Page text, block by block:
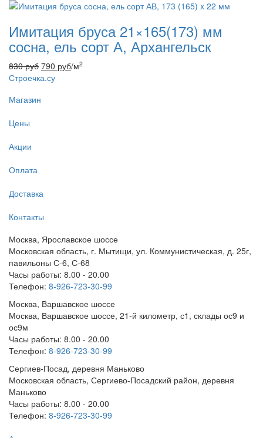
Имитация бруса 21×165(173) мм
сосна, ель сорт А, Архангельск
830руб 790 руб/м2
Строечка.су
Магазин
Цены
Акции
Оплата
Доставка
Контакты
Москва, Ярославское шоссе
Московская область, г. Мытищи, ул. Коммунистическая, д. 25г,
павильоны С-6, С-68
Часы работы: 8.00 - 20.00
Телефон: 8-926-723-30-99
Москва, Варшавское шоссе
Москва, Варшавское шоссе, 21-й километр, с1, склады ос9 и
ос9м
Часы работы: 8.00 - 20.00
Телефон: 8-926-723-30-99
Сергиев-Посад, деревня Маньково
Московская область, Сергиево-Посадский район, деревня
Маньково
Часы работы: 8.00 - 20.00
Телефон: 8-926-723-30-99